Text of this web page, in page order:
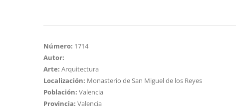
Número: 1714
Autor:
Arte: Arquitectura
Localización: Monasterio de San Miguel de los Reyes
Población: Valencia
Provincia: Valencia